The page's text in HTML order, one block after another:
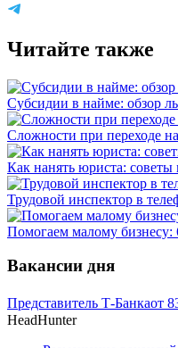
Читайте также
Субсидии в найме: обзор
Сложности при переходе
Как нанять юриста: советы
Трудовой инспектор в
Помогаем малому бизнесу:
Вакансии дня
Представитель Т-Банкаот
HeadHunter